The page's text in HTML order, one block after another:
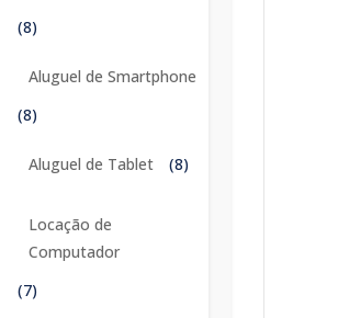
(8)
Aluguel de Smartphone
(8)
Aluguel de Tablet (8)
Locação de
Computador
(7)